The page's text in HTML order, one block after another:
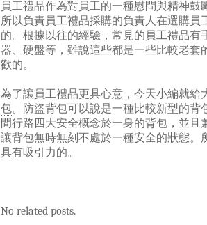
員工禮品作為對員工的一種慰問與精神
所以負責員工禮品採購的負責人在選購
的。根據以往的經驗，常見的員工禮品
器、硬盤等，雖說這些都是一些比較老
歡的。
為了讓員工禮品更具心意，今天小編就給
包。防盜背包可以說是一種比較新型的
間行路四大安全概念於一身的背包，並
讓背包無時無刻不處於一種安全的狀態
具有吸引力的。
No related posts.